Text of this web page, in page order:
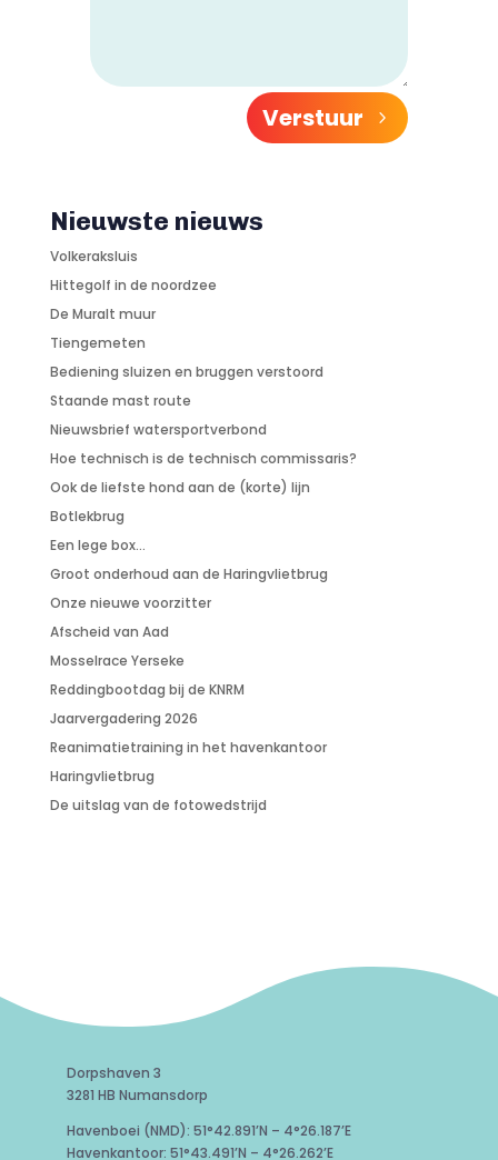
Verstuur
Nieuwste nieuws
Volkeraksluis
Hittegolf in de noordzee
De Muralt muur
Tiengemeten
Bediening sluizen en bruggen verstoord
Staande mast route
Nieuwsbrief watersportverbond
Hoe technisch is de technisch commissaris?
Ook de liefste hond aan de (korte) lijn
Botlekbrug
Een lege box…
Groot onderhoud aan de Haringvlietbrug
Onze nieuwe voorzitter
Afscheid van Aad
Mosselrace Yerseke
Reddingbootdag bij de KNRM
Jaarvergadering 2026
Reanimatietraining in het havenkantoor
Haringvlietbrug
De uitslag van de fotowedstrijd
Dorpshaven 3
3281 HB Numansdorp
Havenboei (NMD): 51°42.891’N – 4°26.187’E
Havenkantoor: 51°43.491’N – 4°26.262’E